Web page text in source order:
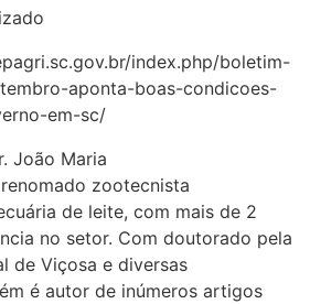
index.php/boletim-
aponta-boas-condicoes-
em-sc/
João Maria
zootecnista
de leite, com mais de 2
no setor. Com doutorado pela
de Viçosa e diversas
é autor de inúmeros artigos